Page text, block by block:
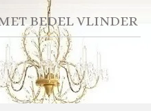
BEDEL VLINDER